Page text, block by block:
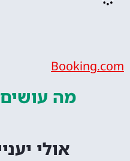
מה עושים
אולי יעניין